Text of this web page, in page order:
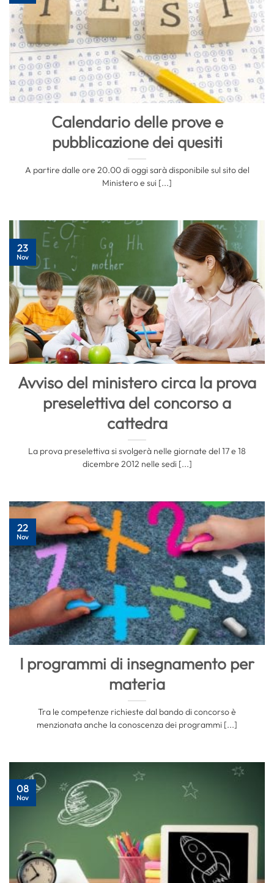
Calendario delle prove e
pubblicazione dei quesiti
A partire dalle ore 20.00 di oggi sarà disponibile sul sito del
Ministero e sui [...]
Avviso del ministero circa la prova
preselettiva del concorso a
cattedra
La prova preselettiva si svolgerà nelle giornate del 17 e 18
dicembre 2012 nelle sedi [...]
23
Nov
I programmi di insegnamento per
materia
Tra le competenze richieste dal bando di concorso è
menzionata anche la conoscenza dei programmi [...]
22
Nov
08
Nov